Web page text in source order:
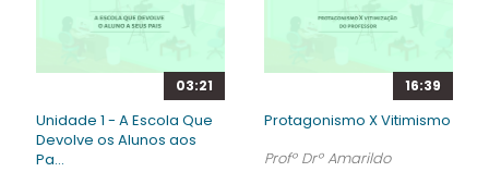
03:21
Unidade 1 - A Escola Que
Devolve os Alunos aos
Pa...
16:39
Protagonismo X Vitimismo
Profº Drº Amarildo